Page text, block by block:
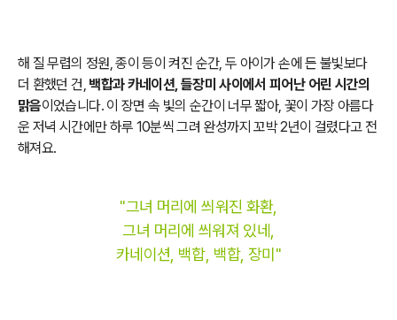
해 질 무렵의 정원, 종이 등이 켜진 순간, 두 아이가 손에 든 불빛보다
더 환했던 건, 백합과 카네이션, 들장미 사이에서 피어난 어린 시간의
맑음이었습니다. 이 장면 속 빛의 순간이 너무 짧아, 꽃이 가장 아름다
운 저녁 시간에만 하루 10분씩 그려 완성까지 꼬박 2년이 걸렸다고 전
해져요.
"그녀 머리에 씌워진 화환,
그녀 머리에 씌워져 있네,
카네이션, 백합, 백합, 장미"